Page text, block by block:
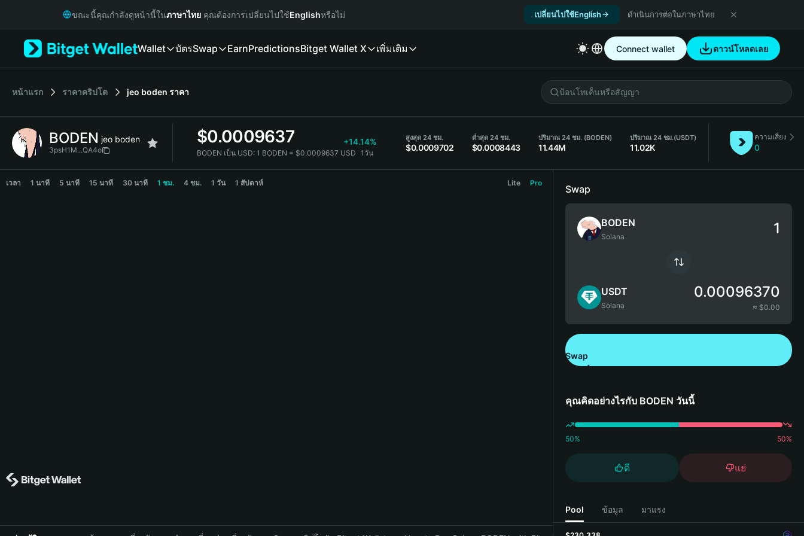
Русский
Italiano
简体中文
繁體中文
Bahasa Indonesia
ขณะนี้คุณกำลังดูหน้านี้ในภาษาไทย คุณต้องการเปลี่ยนไปใช้Englishหรือไม่ เปลี่ยนไปใช้English ดำเนินการต่อในภาษาไทย
Wallet บัตรSwap EarnPredictionsBitget Wallet X เพิ่มเติม Connect wallet ดาวน์โหลดเลย
หน้าแรก ราคาคริปโต jeo boden ราคา
BODEN jeo boden
3psH1M...QA4o
$0.0009637 +14.14%
BODEN เป็น USD: 1 BODEN = $0.0009637 USD 1วัน
สูงสุด 24 ชม.
$0.0009702
ต่ำสุด 24 ชม.
$0.0008443
ปริมาณ 24 ชม. (BODEN)
11.44M
ปริมาณ 24 ชม.(USDT)
11.02K
ความเสี่ยง
0
BODEN Price Chart
เวลา 1 นาที 5 นาที 15 นาที 30 นาที 1 ชม. 4 ชม. 1 วัน 1 สัปดาห์ Lite Pro
Swap
BODEN
Solana
USDT
Solana
0.00096370
≈ $0.00
Swap
คุณคิดอย่างไรกับ BODEN วันนี้
50% 50%
ดี แย่
Pool ข้อมูล มาแรง